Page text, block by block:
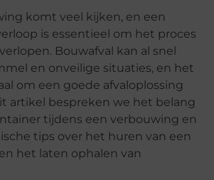
komt veel kijken, en een
is essentieel om het proces
Bouwafval kan al snel
en onveilige situaties, en het
om een goede afvaloplossing
artikel bespreken we het belang
tijdens een verbouwing en
tips over het huren van een
het laten ophalen van